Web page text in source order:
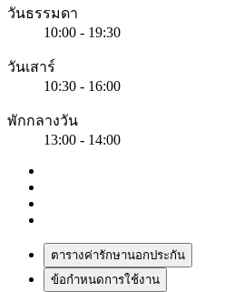
วันธรรมดา
10:00 - 19:30
วันเสาร์
10:30 - 16:00
พักกลางวัน
13:00 - 14:00
ตารางค่ารักษานอกประกัน
ข้อกำหนดการใช้งาน